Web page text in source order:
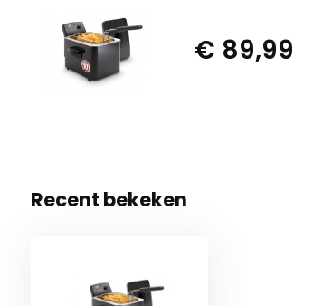
€ 89,99
Recent bekeken